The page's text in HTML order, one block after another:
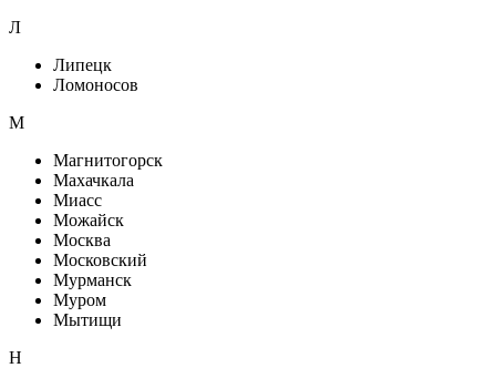
Л
Липецк
Ломоносов
М
Магнитогорск
Махачкала
Миасс
Можайск
Москва
Московский
Мурманск
Муром
Мытищи
Н